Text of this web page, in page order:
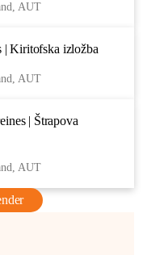
AUT
| Kiritofska izložba
AUT
| Štrapova
AUT